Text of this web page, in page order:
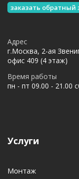
Услуги
Монтаж
заказать обратный
Адрес
г.Москва, 2-ая
офис 409 (4 этаж)
Время работы
пн - пт 09.00 - 21.00